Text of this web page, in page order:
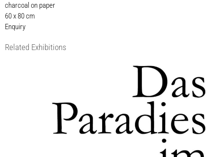
charcoal on paper
60 x 80 cm
Enquiry
Related Exhibitions